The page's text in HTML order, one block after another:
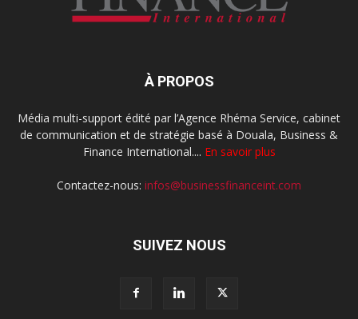
À PROPOS
Média multi-support édité par l’Agence Rhéma Service, cabinet
de communication et de stratégie basé à Douala, Business &
Finance International.... En savoir plus
Contactez-nous: infos@businessfinanceint.com
SUIVEZ NOUS